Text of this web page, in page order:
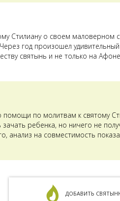
Стилиану о своем
год произошел
святынь и не только на
помощи по молитвам к святому
ребенка, но ничего не
анализ на совместимость
ДОБАВИТЬ